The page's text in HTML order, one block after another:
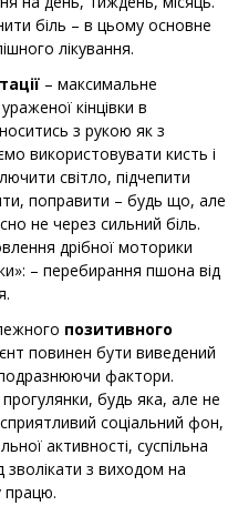
біль – в цьому основне
лікування.
– максимальне
кінцівки в
з рукою як з
використовувати кисть і
світло, підчепити
поправити – будь що, але
не через сильний біль.
дрібної моторики
– перебирання пшона від
позитивного
повинен бути виведений
подразнюючи фактори.
будь яка, але не
соціальний фон,
активності, суспільна
зволікати з виходом на
працю.